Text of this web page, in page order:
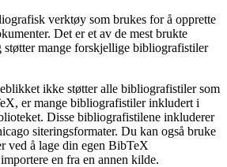
verktøy som brukes for å opprette
Det er et av de mest brukte
mange forskjellige bibliografistiler
ikke støtter alle bibliografistiler som
er mange bibliografistiler inkludert i
Disse bibliografistilene inkluderer
siteringsformater. Du kan også bruke
ved å lage din egen BibTeX
en fra en annen kilde.